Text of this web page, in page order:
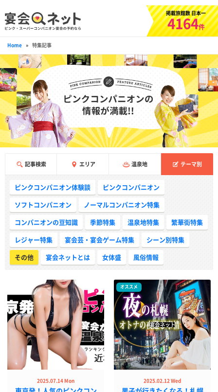
掲載旅館数 日本一
4164件
Home » 特集記事
記事検索 エリア 温泉地 テーマ別
ピンクコンパニオン体験談
ピンクコンパニオン
ソフトコンパニオン
ノーマルコンパニオン特集
コンパニオンの豆知識
季節特集 温泉地特集
繁華街特集
レジャー特集
宴会芸・宴会ゲーム特集
シーン別特集
その他
宴会ネットとは 女体盛 風俗情報
2025.07.14 Mon
オススメ
2025.02.12 Wed